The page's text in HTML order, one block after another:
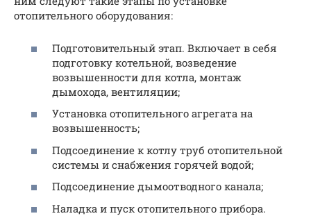
отопительного оборудования:
Подготовительный этап. Включает в себя
подготовку котельной, возведение
возвышенности для котла, монтаж
дымохода, вентиляции;
Установка отопительного агрегата на
возвышенность;
Подсоединение к котлу труб отопительной
системы и снабжения горячей водой;
Подсоединение дымоотводного канала;
Наладка и пуск отопительного прибора.